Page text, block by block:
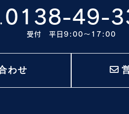
0138-49-
受付 平日9:00〜17:00
わせ